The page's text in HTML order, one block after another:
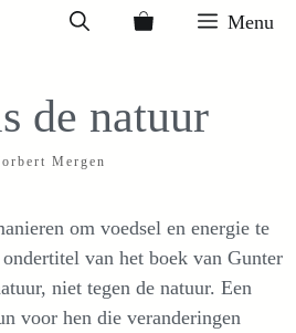
Menu
de natuur
Mergen
om voedsel en energie te
van het boek van Gunter
niet tegen de natuur. Een
voor hen die veranderingen